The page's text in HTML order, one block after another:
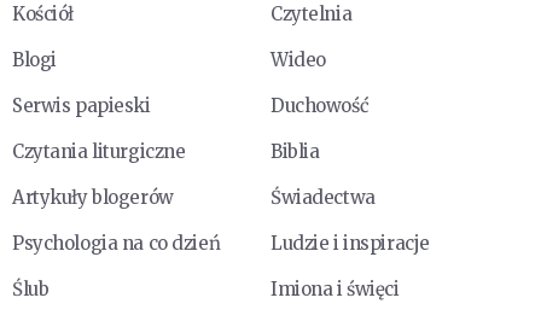
Kościół
Czytelnia
Blogi
Wideo
Serwis papieski
Duchowość
Czytania liturgiczne
Biblia
Artykuły blogerów
Świadectwa
Psychologia na co dzień
Ludzie i inspiracje
Ślub
Imiona i święci